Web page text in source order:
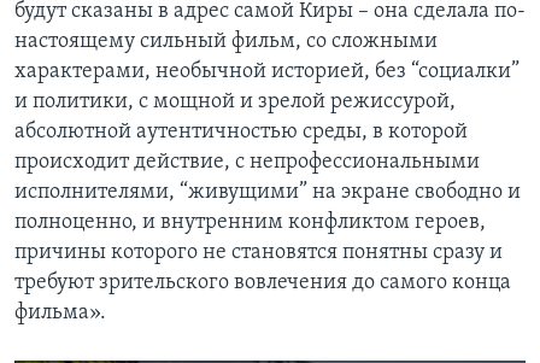
будут сказаны в адрес самой Киры – она сделала по-
настоящему сильный фильм, со сложными
характерами, необычной историей, без “социалки”
и политики, с мощной и зрелой режиссурой,
абсолютной аутентичностью среды, в которой
происходит действие, с непрофессиональными
исполнителями, “живущими” на экране свободно и
полноценно, и внутренним конфликтом героев,
причины которого не становятся понятны сразу и
требуют зрительского вовлечения до самого конца
фильма».